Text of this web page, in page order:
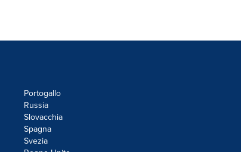
Portogallo
Russia
Slovacchia
Spagna
Svezia